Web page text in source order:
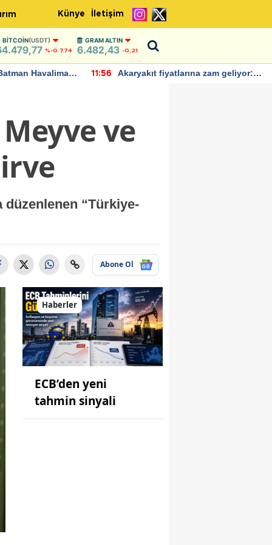
Künye İletişim
BITCOIN(USDT)
%-0.774
GRAM ALTIN
6.482,43 -0,21
Havalimanı
11:56
Akaryakıt fiyatlarına zam geliyor:
ve
düzenlenen “Türkiye-
Abone Ol
Haberler
ECB’den yeni
tahmin sinyali